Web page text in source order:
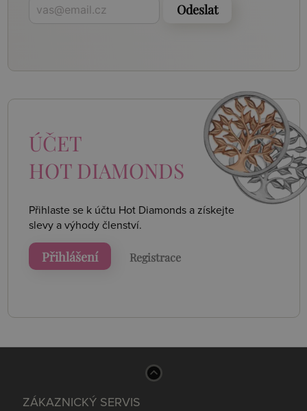
Odeslat
ÚČET
HOT DIAMONDS
Přihlaste se k účtu Hot Diamonds a získejte
slevy a výhody členství.
Přihlášení Registrace
ZÁKAZNICKÝ SERVIS